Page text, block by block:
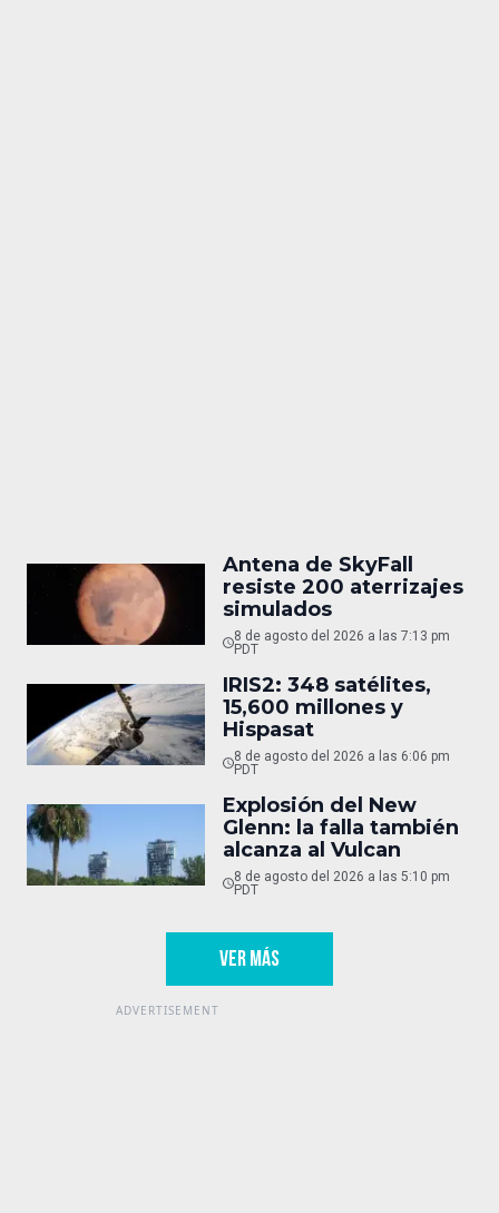
Antena de SkyFall
resiste 200 aterrizajes
simulados
8 de agosto del 2026 a las 7:13 pm
PDT
IRIS2: 348 satélites,
15,600 millones y
Hispasat
8 de agosto del 2026 a las 6:06 pm
PDT
Explosión del New
Glenn: la falla también
alcanza al Vulcan
8 de agosto del 2026 a las 5:10 pm
PDT
VER MÁS